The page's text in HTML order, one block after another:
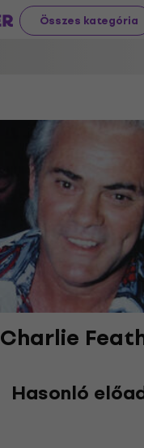
Összes kategória
Charlie
Hasonló